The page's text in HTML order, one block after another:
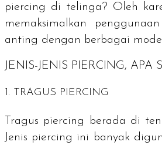
piercing di telinga? Oleh
memaksimalkan
anting dengan berbagai
JENIS-JENIS PIERCING, APA
1. TRAGUS PIERCING
Tragus piercing
berada di
Jenis piercing ini banyak